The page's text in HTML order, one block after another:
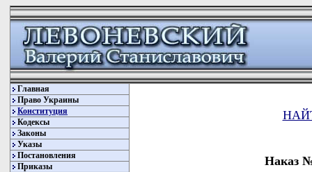
Главная
Право Украины
Конституция
Кодексы
Законы
Указы
Постановления
Приказы
Наказ №